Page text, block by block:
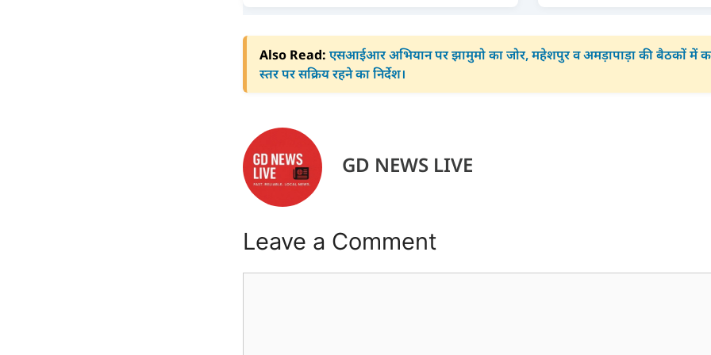
Also Read: एसआईआर अभियान पर झामुमो का जोर, महेशपुर व अमड़ापाड़ा की बैठकों में
स्तर पर सक्रिय रहने का निर्देश।
GD NEWS LIVE
Leave a Comment